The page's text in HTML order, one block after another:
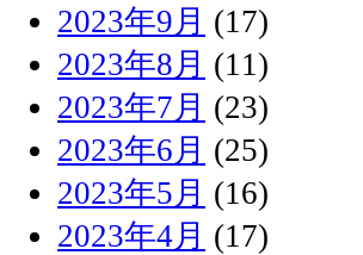
2023年9月 (17)
2023年8月 (11)
2023年7月 (23)
2023年6月 (25)
2023年5月 (16)
2023年4月 (17)